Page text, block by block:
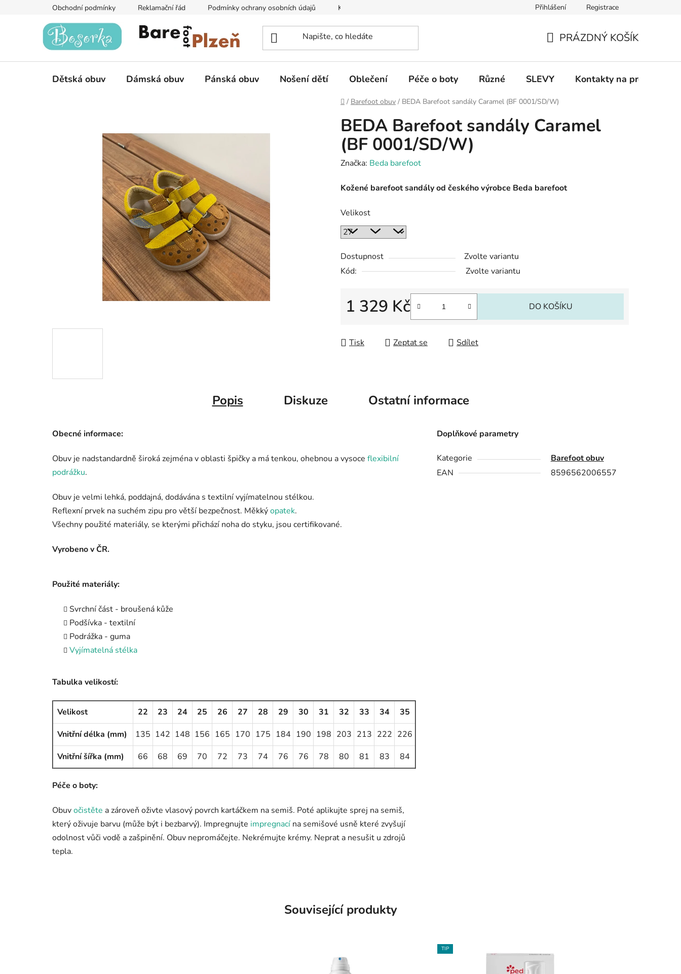
Obchodní podmínky Reklamační řád Podmínky ochrany osobních údajů Kontakty na prodejny Informace k on-line platbám Odstoupení od
Přihlášení Registrace
KOŠÍK
PRÁZDNÝ KOŠÍK
Dětská obuv Dámská obuv Pánská obuv Nošení dětí Oblečení Péče o boty Různé SLEVY Kontakty na prodejny
Domů
/ Barefoot obuv / BEDA Barefoot sandály Caramel (BF 0001/SD/W)
BEDA Barefoot sandály Caramel
(BF 0001/SD/W)
Značka: Beda barefoot
Kožené barefoot sandály od českého výrobce Beda barefoot
Velikost
Dostupnost
Zvolte variantu
Kód:
Zvolte variantu
1 329 Kč DO KOŠÍKU
Tisk Zeptat se Sdílet
Popis Diskuze Ostatní informace
Obecné informace:
Obuv je nadstandardně široká zejména v oblasti špičky a má tenkou, ohebnou a vysoce flexibilní
podrážku.
Obuv je velmi lehká, poddajná, dodávána s textilní vyjímatelnou stélkou.
Reflexní prvek na suchém zipu pro větší bezpečnost. Měkkýopatek.
Všechny použité materiály, se kterými přichází noha do styku, jsou certifikované.
Vyrobeno v ČR.
Použité materiály:
Svrchní část - broušená kůže
Podšívka - textilní
Podrážka - guma
Vyjímatelná stélka
Tabulka velikostí:
Velikost 22 23 24 25 26 27 28 29 30 31 32 33 34
35
Vnitřní délka (mm)
135 142 148 156 165 170 175 184 190 198 203 213 222 226
Vnitřní šířka (mm)
66 68 69 70 72 73 74 76 76 78 80 81 83 84
Péče o boty:
Obuvočistěte a zároveň oživte vlasový povrch kartáčkem na semiš. Poté aplikujte sprej na semiš,
který oživuje barvu (může být i bezbarvý). Impregnujte impregnací na semišové usně které zvyšují
odolnost vůči vodě a zašpinění. Obuv nepromáčejte. Nekrémujte krémy. Neprat a nesušit u zdrojů
tepla.
Doplňkové parametry
Kategorie
Barefoot obuv
EAN
8596562006557
Související produkty
TIP